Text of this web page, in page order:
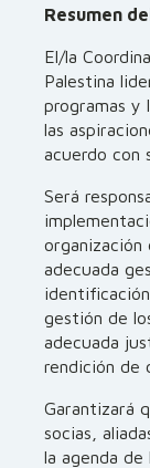
Resumen
El/la
Palestina
programas y
las
acuerdo con
Será
organización
adecuada
gestión de
adecuada
rendición de
Garantizará
socias,
la agenda